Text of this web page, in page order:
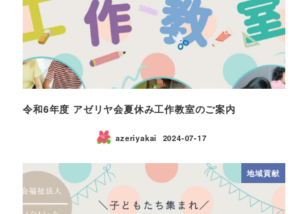
令和6年度 アゼリヤ会夏休み工作教室のご案内
azeriyakai 2024-07-17
地域貢献